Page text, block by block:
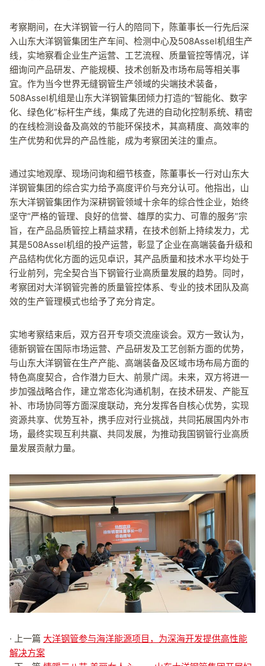
考察期间，在大洋钢管一行人的陪同下，陈董事长一行先后深
入山东大洋钢管集团生产车间、检测中心及508Assel机组生产
线，实地察看企业生产运营、工艺流程、质量管控等情况，详
细询问产品研发、产能规模、技术创新及市场布局等相关事
宜。作为当今世界无缝钢管生产领域的尖端技术装备，
508Assel机组是山东大洋钢管集团倾力打造的“智能化、数字
化、绿色化”标杆生产线，集成了先进的自动化控制系统、精密
的在线检测设备及高效的节能环保技术，其高精度、高效率的
生产优势和优异的产品性能，成为考察团关注的重点。
通过实地观摩、现场问询和细节核查，陈董事长一行对山东大
洋钢管集团的综合实力给予高度评价与充分认可。他指出，山
东大洋钢管集团作为深耕钢管领域十余年的综合性企业，始终
坚守“严格的管理、良好的信誉、雄厚的实力、可靠的服务”宗
旨，在产品品质管控上精益求精，在技术创新上持续发力，尤
其是508Assel机组的投产运营，彰显了企业在高端装备升级和
产品结构优化方面的远见卓识，其产品质量和技术水平均处于
行业前列，完全契合当下钢管行业高质量发展的趋势。同时，
考察团对大洋钢管完善的质量管控体系、专业的技术团队及高
效的生产管理模式也给予了充分肯定。
实地考察结束后，双方召开专项交流座谈会。双方一致认为，
德新钢管在国际市场运营、产品研发及工艺创新方面的优势，
与山东大洋钢管在生产产能、高端装备及区域市场布局方面的
特色高度契合，合作潜力巨大、前景广阔。未来，双方将进一
步加强战略合作，建立常态化沟通机制，在技术研发、产能互
补、市场协同等方面深度联动，充分发挥各自核心优势，实现
资源共享、优势互补，携手应对行业挑战，共同拓展国内外市
场，最终实现互利共赢、共同发展，为推动我国钢管行业高质
量发展贡献力量。
· 上一篇 大洋钢管参与海洋能源项目，为深海开发提供高性能
解决方案